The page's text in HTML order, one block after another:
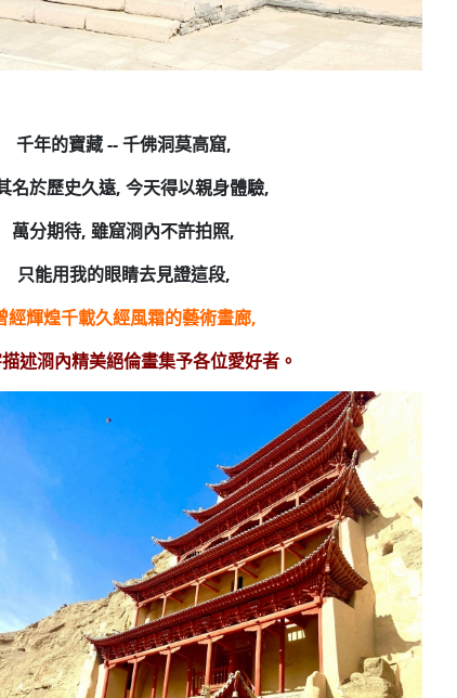
千年的寶藏 -- 千佛洞莫高窟,
名於歷史久遠, 今天得以親身體驗,
萬分期待, 雖窟浻內不許拍照,
只能用我的眼睛去見證這段,
經輝煌千載久經風霜的藝術畫廊,
述浻內精美絕倫畫集予各位愛好者。